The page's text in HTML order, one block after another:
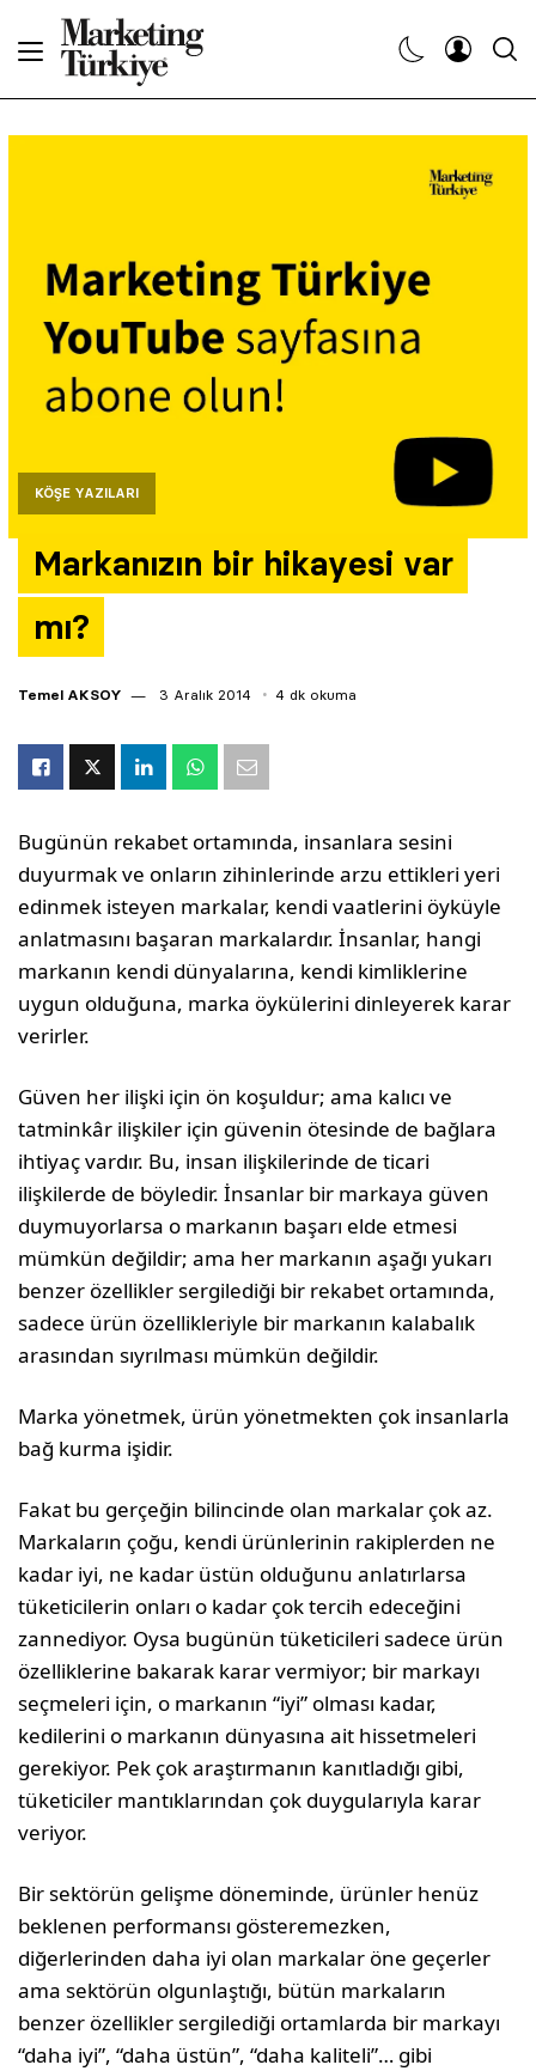
KÖŞE YAZILARI
Markanızın bir hikayesi var
mı?
Temel AKSOY 3 Aralık 2014 4 dk okuma
Bugünün rekabet ortamında, insanlara sesini
duyurmak ve onların zihinlerinde arzu ettikleri yeri
edinmek isteyen markalar, kendi vaatlerini öyküyle
anlatmasını başaran markalardır. İnsanlar, hangi
markanın kendi dünyalarına, kendi kimliklerine
uygun olduğuna, marka öykülerini dinleyerek karar
verirler.
Güven her ilişki için ön koşul­dur; ama kalıcı ve
tatminkâr ilişkiler için güvenin ötesin­de de bağlara
ihtiyaç vardır. Bu, insan ilişkilerinde de ticari
ilişkilerde de böyledir. İnsanlar bir markaya güven
duymuyorlarsa o markanın başarı elde etmesi
mümkün değildir; ama her markanın aşağı yukarı
benzer özellikler sergilediği bir rekabet ortamında,
sadece ürün özellikleriyle bir markanın kalabalık
arasından sıyrılması mümkün değildir.
Marka yönetmek, ürün yönetmekten çok in­sanlarla
bağ kurma işidir.
Fakat bu gerçeğin bilincinde olan markalar çok az.
Markaların çoğu, kendi ürünlerinin rakiplerden ne
kadar iyi, ne kadar üstün olduğunu anlatırlarsa
tüketicilerin onları o kadar çok tercih edeceğini
zannediyor. Oysa bugünün tüketicileri sadece ürün
özellikle­rine bakarak karar vermiyor; bir markayı
seçmeleri için, o markanın “iyi” olması ka­dar,
kedilerini o markanın dünyasına ait hissetmeleri
gerekiyor. Pek çok araştırma­nın kanıtladığı gibi,
tüketiciler mantıkların­dan çok duygularıyla karar
veriyor.
Bir sektörün gelişme döneminde, ürünler henüz
beklenen performansı gösteremez­ken,
diğerlerinden daha iyi olan markalar öne geçerler
ama sektörün olgunlaştığı, bü­tün markaların
benzer özellikler sergilediği ortamlarda bir markayı
“daha iyi”, “daha üstün”, “daha kaliteli”… gibi
Dergiler
Etkinlikler
Kariyer
Yazarlar
Araştırma